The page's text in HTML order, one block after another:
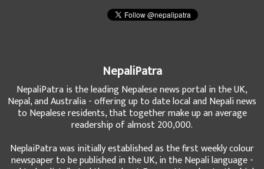
NepaliPatra
NepaliPatra is the leading Nepalese news portal in the UK,
Nepal, and Australia - offering up to date local and Nepali news
to Nepalese residents, that together make up an average
readership of almost 200,000.
NeplaiPatra was initially established as the first weekly colour
newspaper to be published in the UK, in the Nepali language -